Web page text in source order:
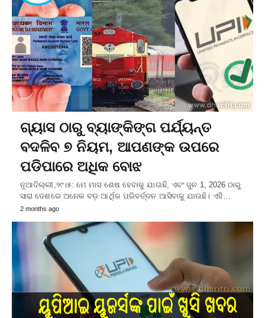
ଗ୍ୟାସ ଠାରୁ ବ୍ୟାଙ୍କିଙ୍ଗ ପର୍ଯ୍ୟନ୍ତ
ବଦଳିବ ୭ ନିୟମ, ଆପଣଙ୍କ ଉପରେ
ପଡିପାରେ ଅଧିକ ବୋଝ
ନୂଆଦିଲ୍ଲୀ,୨୯।୫: ମେ ମାସ ଶେଷ ହେବାକୁ ଯାଉଛି, ଏବଂ ଜୁନ 1, 2026 ଠାରୁ
ସାରା ଦେଶରେ ଅନେକ ବଡ଼ ଆର୍ଥିକ ପରିବର୍ତ୍ତନ ଆସିବାକୁ ଯାଉଛି। ଏହି…
2 months ago